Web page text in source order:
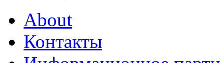
About
Контакты